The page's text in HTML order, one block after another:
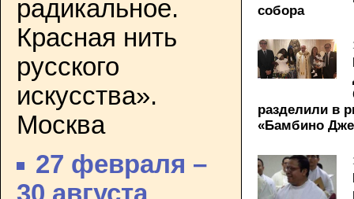
радикальное.
Красная нить
русского
искусства».
Москва
27 февраля –
собора
разделили в
«Бамбино